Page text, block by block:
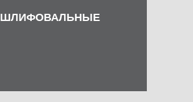
ШЛИФОВАЛЬНЫЕ